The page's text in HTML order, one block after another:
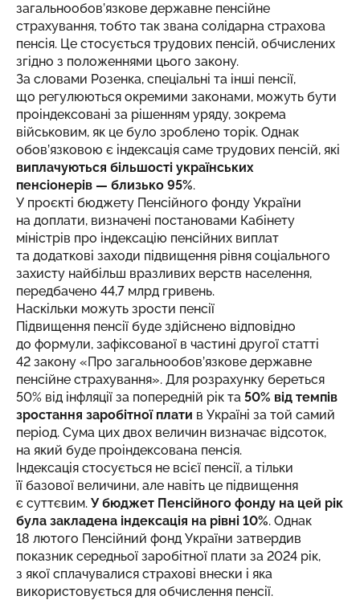
загальнообов’язкове державне пенсійне
страхування, тобто так звана солідарна страхова
пенсія. Це стосується трудових пенсій, обчислених
згідно з положеннями цього закону.
За словами Розенка, спеціальні та інші пенсії,
що регулюються окремими законами, можуть бути
проіндексовані за рішенням уряду, зокрема
військовим, як це було зроблено торік. Однак
обов’язковою є індексація саме трудових пенсій, які
виплачуються більшості українських
пенсіонерів — близько 95%.
У проєкті бюджету Пенсійного фонду України
на доплати, визначені постановами Кабінету
міністрів про індексацію пенсійних виплат
та додаткові заходи підвищення рівня соціального
захисту найбільш вразливих верств населення,
передбачено 44,7 млрд гривень.
Наскільки можуть зрости пенсії
Підвищення пенсії буде здійснено відповідно
до формули, зафіксованої в частині другої статті
42 закону «Про загальнообов’язкове державне
пенсійне страхування». Для розрахунку береться
50% від інфляції за попередній рік та 50% від темпів
зростання заробітної плати в Україні за той самий
період. Сума цих двох величин визначає відсоток,
на який буде проіндексована пенсія.
Індексація стосується не всієї пенсії, а тільки
її базової величини, але навіть це підвищення
є суттєвим. У бюджет Пенсійного фонду на цей рік
була закладена індексація на рівні 10%. Однак
18 лютого Пенсійний фонд України затвердив
показник середньої заробітної плати за 2024 рік,
з якої сплачувалися страхові внески і яка
використовується для обчислення пенсії.